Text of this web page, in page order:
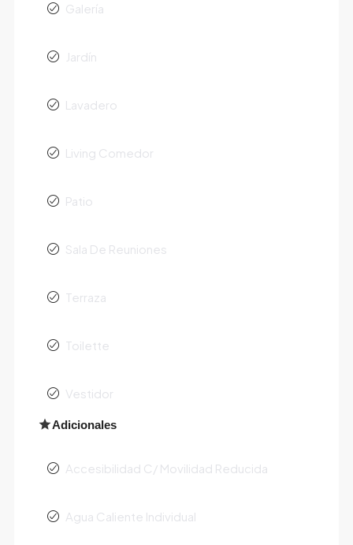
Galería
Jardín
Lavadero
Living Comedor
Patio
Sala De Reuniones
Terraza
Toilette
Vestidor
Adicionales
Accesibilidad C/ Movilidad Reducida
Agua Caliente Individual